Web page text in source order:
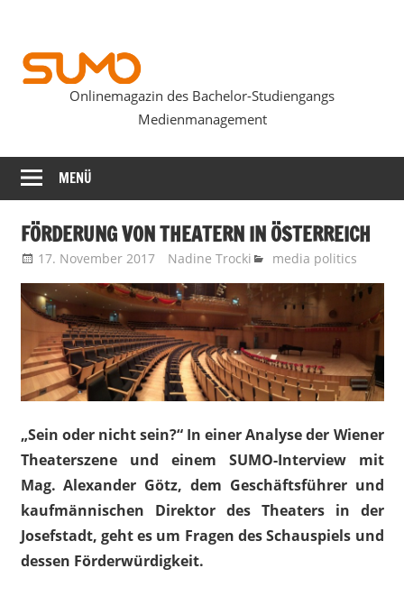
springen
SUMOmag
Onlinemagazin des Bachelor-Studiengangs
Medienmanagement
MENÜ
FÖRDERUNG VON THEATERN IN ÖSTERREICH
17. November 2017 Nadine Trocki media politics
„Sein oder nicht sein?“ In einer Analyse der Wiener
Theaterszene und einem SUMO-Interview mit
Mag. Alexander Götz, dem Geschäftsführer und
kaufmännischen Direktor des Theaters in der
Josefstadt, geht es um Fragen des Schauspiels und
dessen Förderwürdigkeit.